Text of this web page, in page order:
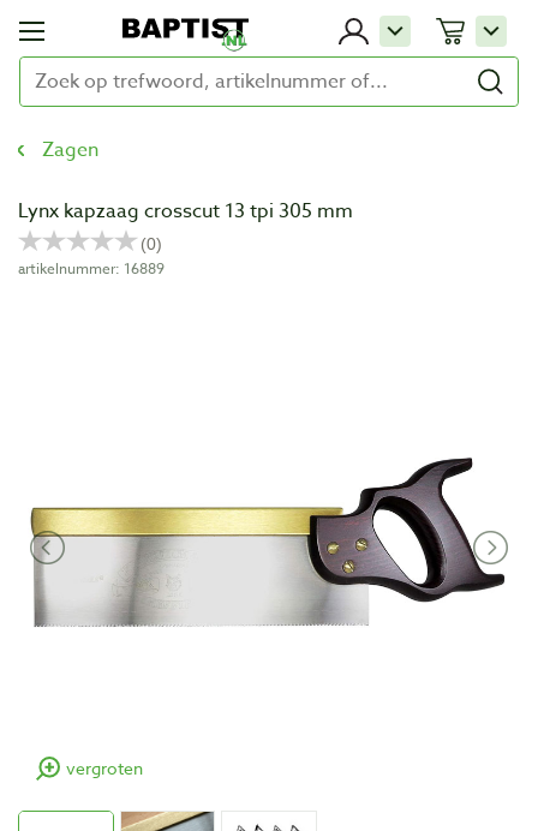
Zagen
Lynx kapzaag crosscut 13 tpi 305 mm
artikelnummer: 16889
vergroten